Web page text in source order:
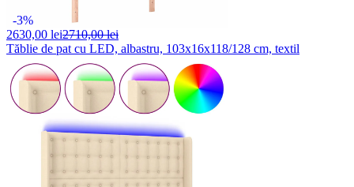
-3%
2630,00 lei2710,00 lei
Tăblie de pat cu LED, albastru, 103x16x118/128 cm, textil